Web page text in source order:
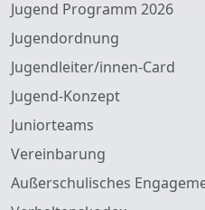
Jugend Programm 2026
Jugendordnung
Jugendleiter/innen-Card
Jugend-Konzept
Juniorteams
Vereinbarung
Außerschulisches